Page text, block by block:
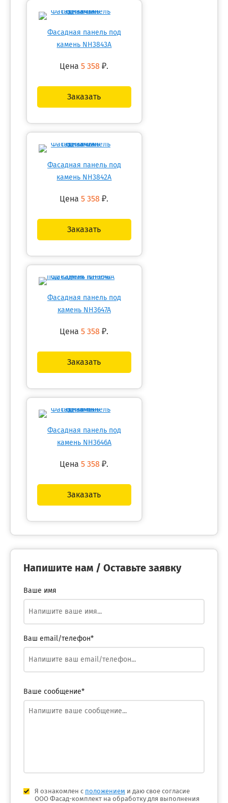
Фасадная панель под
камень NH3843A
Цена5 358 ₽.
Заказать
Фасадная панель под
камень NH3842A
Цена5 358 ₽.
Заказать
Фасадная панель под
камень NH3647A
Цена5 358 ₽.
Заказать
Фасадная панель под
камень NH3646A
Цена5 358 ₽.
Заказать
Напишите нам / Оставьте заявку
Ваше имя
Ваш email/телефон*
Ваше сообщение*
Я ознакомлен с положением и даю свое согласие
ООО Фасад-комплект на обработку для выполнения